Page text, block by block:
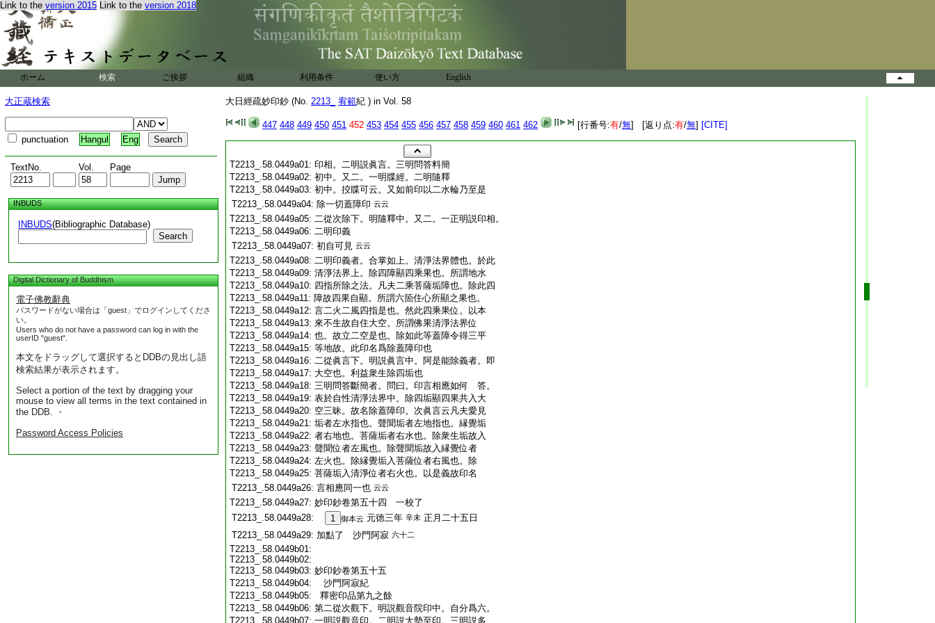
Link to the version 2015 Link to the version 2018
ホーム 検索 ご挨拶 組織 利用条件 使い方 English
大正蔵検索
punctuation Hangul Eng
TextNo. Vol. Page
INBUDS
INBUDS(Bibliographic Database)
Search
Digital Dictionary of Buddhism
電子佛教辭典
パスワードがない場合は「guest」でログインしてくださ
い。
Users who do not have a password can log in with the
userID "guest".
本文をドラッグして選択するとDDBの見出し語
検索結果が表示されます。
Select a portion of the text by dragging your
mouse to view all terms in the text contained in
the DDB. ・
Password Access Policies
大日經疏妙印鈔 (No. 2213_ 宥範紀 ) in Vol. 58
447 448 449 450 451 452 453 454 455 456 457 458 459 460 461 462 [行番号:有/無] [返り点:有/無] [CITE]
T2213_.58.0449a01: 印相。二明説眞言。三明問答料簡
T2213_.58.0449a02: 初中。又二。一明牒經。二明隨釋
T2213_.58.0449a03: 初中。挍牒可云。又如前印以二水輪乃至是
T2213_.58.0449a04: 除一切蓋障印 云云
T2213_.58.0449a05: 二從次除下。明隨釋中。又二。一正明説印相。
T2213_.58.0449a06: 二明印義
T2213_.58.0449a07: 初自可見 云云
T2213_.58.0449a08: 二明印義者。合掌如上。清淨法界體也。於此
T2213_.58.0449a09: 清淨法界上。除四障顯四乘果也。所謂地水
T2213_.58.0449a10: 四指所除之法。凡夫二乘菩薩垢障也。除此四
T2213_.58.0449a11: 障故四果自顯。所謂六箇住心所顯之果也。
T2213_.58.0449a12: 言二火二風四指是也。然此四乘果位。以本
T2213_.58.0449a13: 來不生故自住大空。所謂佛果清淨法界位
T2213_.58.0449a14: 也。故立二空是也。除如此等蓋障令得三平
T2213_.58.0449a15: 等地故。此印名爲除蓋障印也
T2213_.58.0449a16: 二從眞言下。明説眞言中。阿是能除義者。即
T2213_.58.0449a17: 大空也。利益衆生除四垢也
T2213_.58.0449a18: 三明問答斷簡者。問曰。印言相應如何 答。
T2213_.58.0449a19: 表於自性清淨法界中。除四垢顯四果共入大
T2213_.58.0449a20: 空三昧。故名除蓋障印。次眞言云凡夫愛見
T2213_.58.0449a21: 垢者左水指也。聲聞垢者左地指也。縁覺垢
T2213_.58.0449a22: 者右地也。菩薩垢者右水也。除衆生垢故入
T2213_.58.0449a23: 聲聞位者左風也。除聲聞垢故入縁覺位者
T2213_.58.0449a24: 左火也。除縁覺垢入菩薩位者右風也。除
T2213_.58.0449a25: 菩薩垢入清淨位者右火也。以是義故印名
T2213_.58.0449a26: 言相應同一也 云云
T2213_.58.0449a27: 妙印鈔卷第五十四 一校了
T2213_.58.0449a28:
1 御本云 元徳三年 辛未 正月二十五日
T2213_.58.0449a29: 加點了 沙門阿寂 六十二
T2213_.58.0449b01:
T2213_.58.0449b02:
T2213_.58.0449b03: 妙印鈔卷第五十五
T2213_.58.0449b04:
沙門阿寂紀
T2213_.58.0449b05:
釋密印品第九之餘
T2213_.58.0449b06: 第二從次觀下。明説觀音院印中。自分爲六。
T2213_.58.0449b07: 一明説觀音印。二明説大勢至印。三明説多